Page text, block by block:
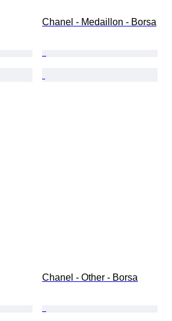
Chanel - Medaillon - Borsa
Chanel - Other - Borsa